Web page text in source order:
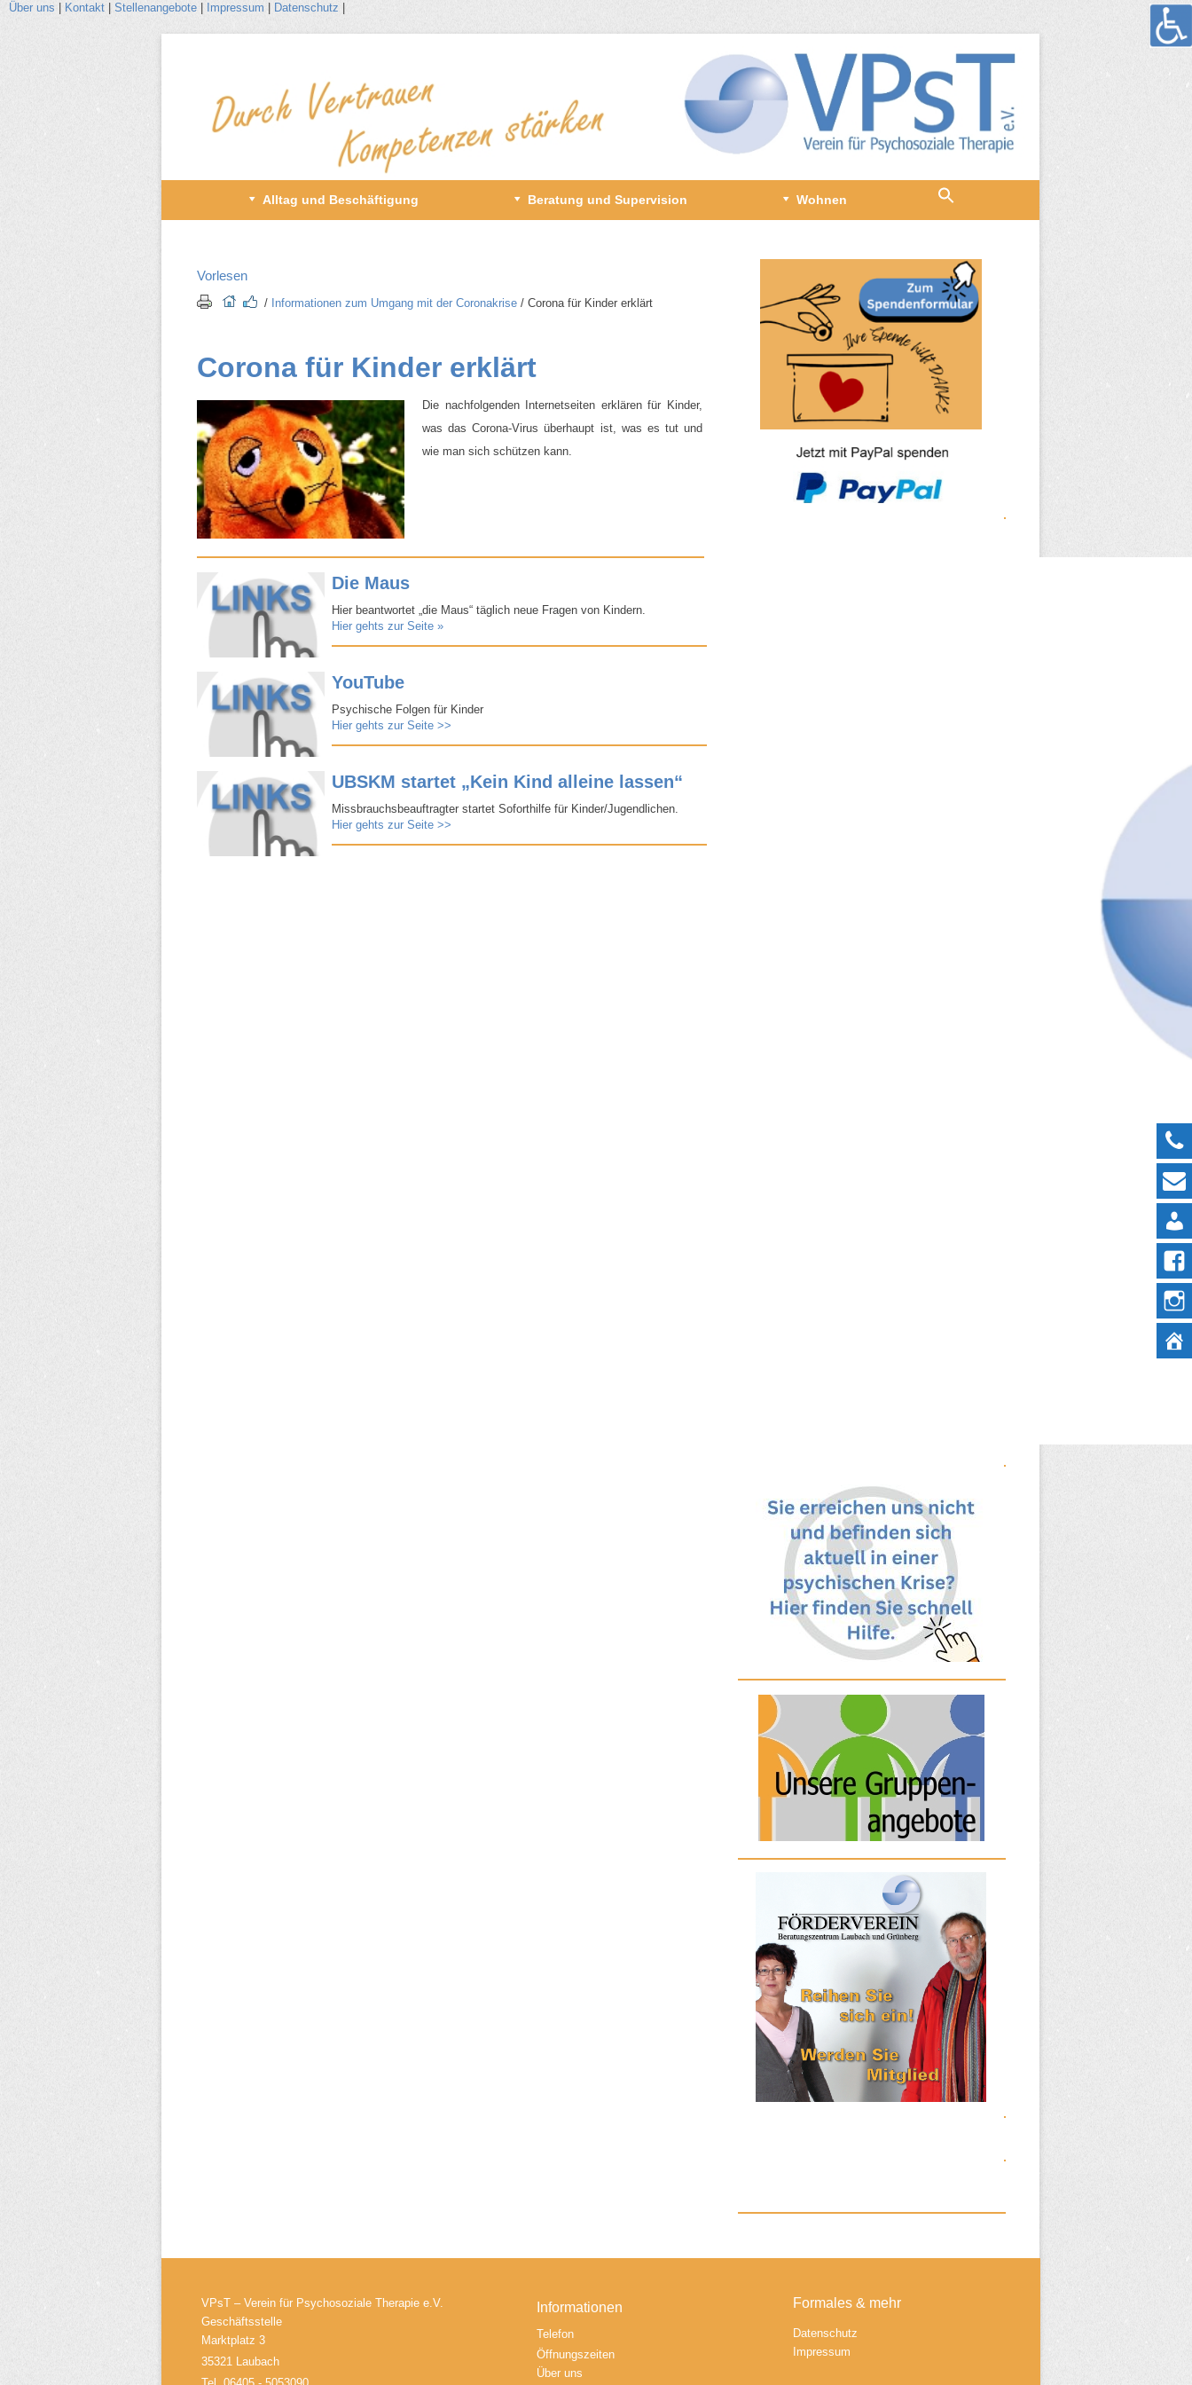
Über uns Kontakt Stellenangebote Impressum Datenschutz
Alltag und Beschäftigung Beratung und Supervision Wohnen
Vorlesen
/​ Informationen zum Umgang mit der Coronakrise /​ Corona für Kinder erklärt
Corona für Kinder erklärt
Die nachfolgenden Internetseiten erklären für Kinder,
was das Corona-​Virus überhaupt ist, was es tut und
wie man sich schützen kann.
Die Maus
Hier beantwortet „die Maus“ täglich neue Fragen von Kindern.
Hier gehts zur Seite »
YouTube
Psychische Folgen für Kinder
Hier gehts zur Seite >>
UBSKM startet „Kein Kind alleine lassen“
Missbrauchsbeauftragter startet Soforthilfe für Kinder/​Jugendlichen.
Hier gehts zur Seite >>
VPsT – Verein für Psychosoziale Therapie e.V.
Geschäftsstelle
Marktplatz 3
35321 Laubach
Informationen
Telefon
Öffnungszeiten
Über uns
Formales & mehr
Datenschutz
Impressum